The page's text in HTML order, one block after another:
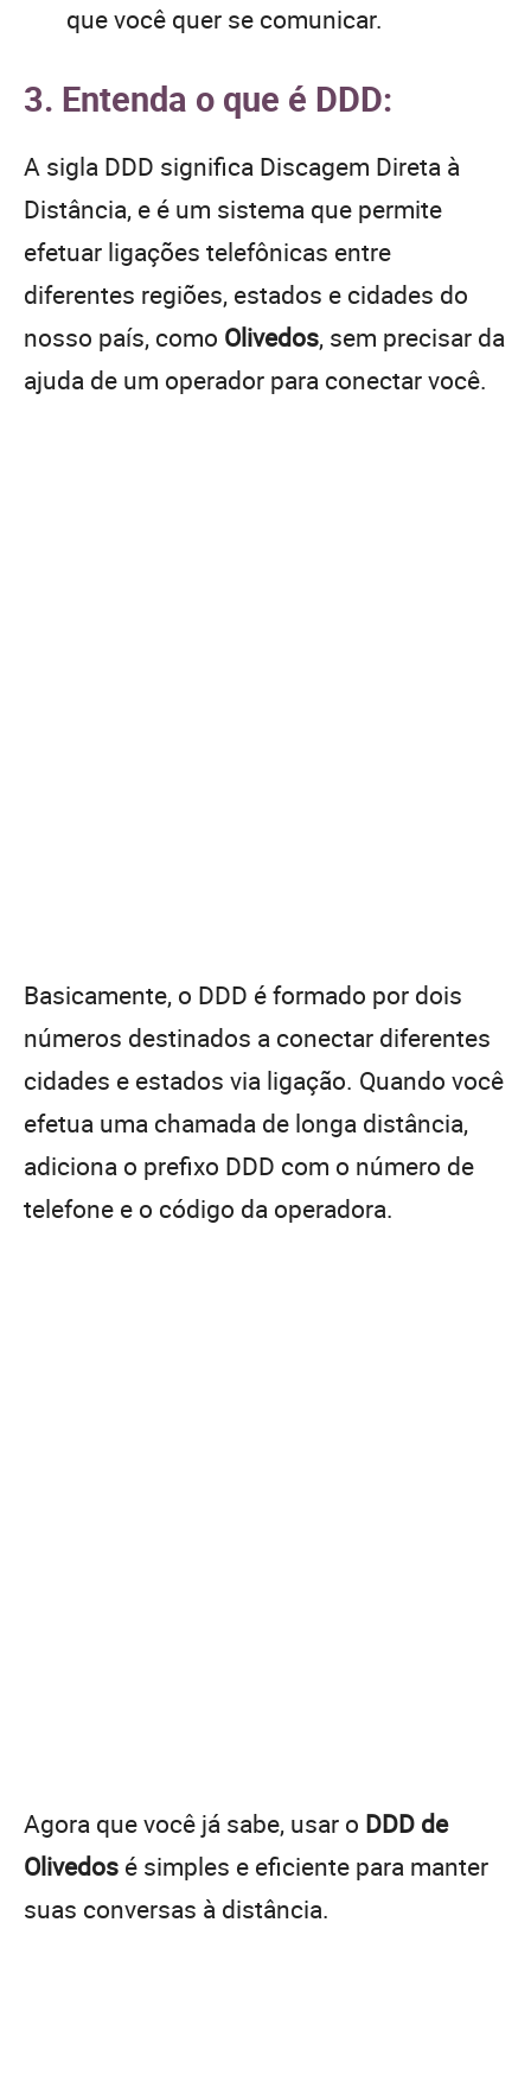
que você quer se comunicar.
3. Entenda o que é DDD:
A sigla DDD significa Discagem Direta à
Distância, e é um sistema que permite
efetuar ligações telefônicas entre
diferentes regiões, estados e cidades do
nosso país, como Olivedos, sem precisar da
ajuda de um operador para conectar você.
Basicamente, o DDD é formado por dois
números destinados a conectar diferentes
cidades e estados via ligação. Quando você
efetua uma chamada de longa distância,
adiciona o prefixo DDD com o número de
telefone e o código da operadora.
Agora que você já sabe, usar o DDD de
Olivedos é simples e eficiente para manter
suas conversas à distância.